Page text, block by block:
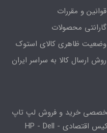
قوانین و مقررات
گارانتی محصولات
وضعیت ظاهری کالای استوک
روش ارسال کالا به سراسر ایران
تخصصی خرید و فروش لپ تاپ
استوک و لپ تاپ دست دوم ، مینی کیس اقتصادی HP - Dell -